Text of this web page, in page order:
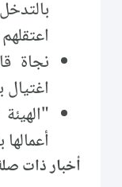
نجاة
أخبار ذات